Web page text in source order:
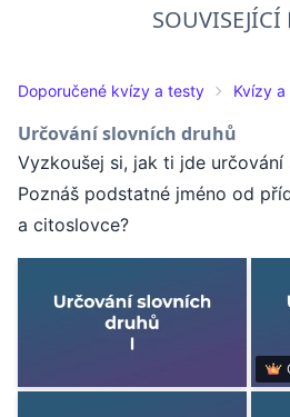
SOUVISEJÍCÍ
Doporučené kvízy a testy Kvízy
Určování slovních druhů
Vyzkoušej si, jak ti jde určování
Poznáš podstatné jméno od
a citoslovce?